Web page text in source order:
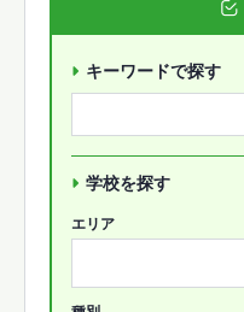
キーワードで探す
学校を探す
エリア